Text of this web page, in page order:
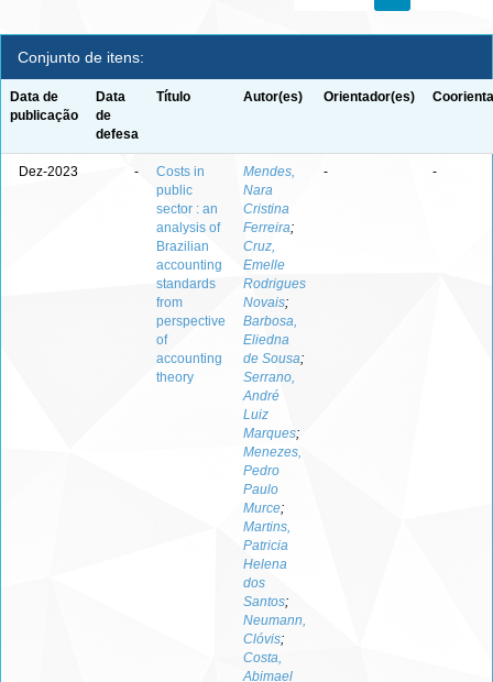
Conjunto de itens:
Data de
publicação
Data
de
defesa
Título Autor(es) Orientador(es)
Dez-2023 -
Costs in
public
sector : an
analysis of
Brazilian
accounting
standards
from
perspective
of
accounting
theory
Mendes,
Nara
Cristina
Ferreira;
Cruz,
Emelle
Rodrigues
Novais;
Barbosa,
Eliedna
de Sousa;
Serrano,
André
Luiz
Marques;
Menezes,
Pedro
Paulo
Murce;
Martins,
Patricia
Helena
dos
Santos;
Neumann,
Clóvis;
Costa,
Abimael
- -